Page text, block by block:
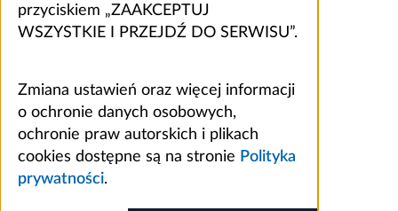
przyciskiem „ZAAKCEPTUJ
WSZYSTKIE I PRZEJDŹ DO SERWISU”.
Zmiana ustawień oraz więcej informacji
o ochronie danych osobowych,
ochronie praw autorskich i plikach
cookies dostępne są na stronie Polityka
prywatności.